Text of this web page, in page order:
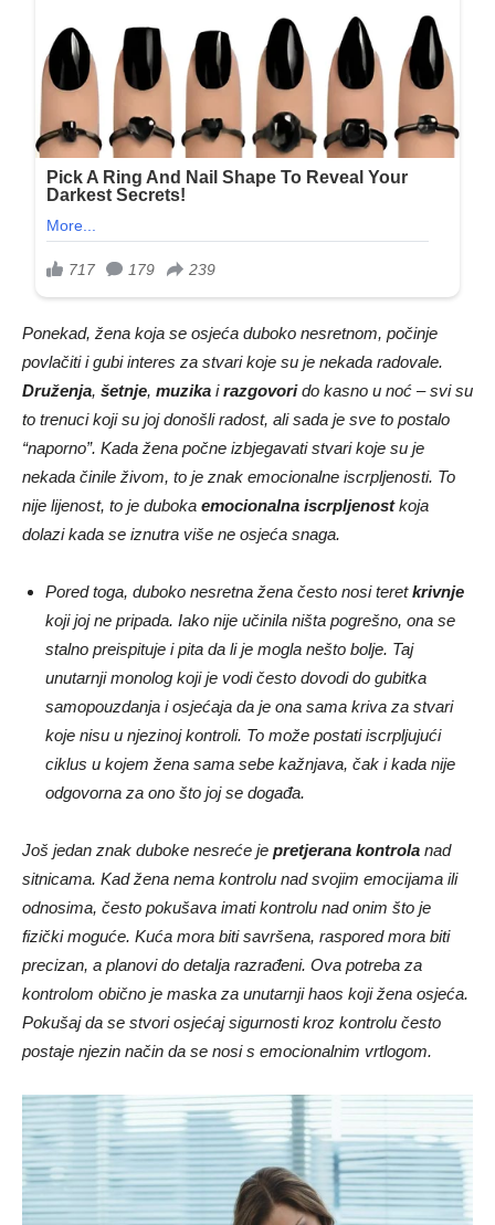
Ponekad, žena koja se osjeća duboko nesretnom, počinje
povlačiti i gubi interes za stvari koje su je nekada radovale.
Druženja, šetnje, muzika irazgovorido kasno u noć – svi su
to trenuci koji su joj donošli radost, ali sada je sve to postalo
“naporno”. Kada žena počne izbjegavati stvari koje su je
nekada činile živom, to je znak emocionalne iscrpljenosti. To
nije lijenost, to je duboka emocionalna iscrpljenostkoja
dolazi kada se iznutra više ne osjeća snaga.
Pored toga, duboko nesretna žena često nosi teretkrivnje
koji joj ne pripada. Iako nije učinila ništa pogrešno, ona se
stalno preispituje i pita da li je mogla nešto bolje. Taj
unutarnji monolog koji je vodi često dovodi do gubitka
samopouzdanja i osjećaja da je ona sama kriva za stvari
koje nisu u njezinoj kontroli. To može postati iscrpljujući
ciklus u kojem žena sama sebe kažnjava, čak i kada nije
odgovorna za ono što joj se događa.
Još jedan znak duboke nesreće je pretjerana kontrola nad
sitnicama. Kad žena nema kontrolu nad svojim emocijama ili
odnosima, često pokušava imati kontrolu nad onim što je
fizički moguće. Kuća mora biti savršena, raspored mora biti
precizan, a planovi do detalja razrađeni. Ova potreba za
kontrolom obično je maska za unutarnji haos koji žena osjeća.
Pokušaj da se stvori osjećaj sigurnosti kroz kontrolu često
postaje njezin način da se nosi s emocionalnim vrtlogom.